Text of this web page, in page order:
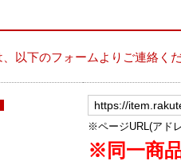
以下のフォームよりご連絡く
※ページURL(アド
※同一商